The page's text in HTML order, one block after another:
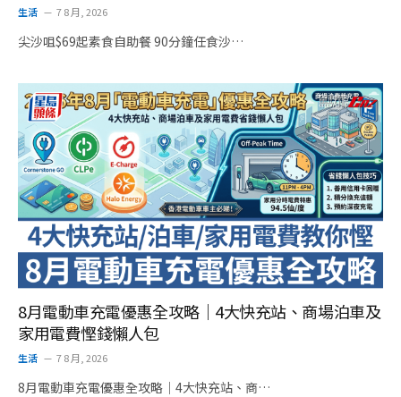
生活 7 8 月, 2026
尖沙咀$69起素食自助餐 90分鐘任食沙…
8月電動車充電優惠全攻略｜4大快充站、商場泊車及
家用電費慳錢懶人包
生活 7 8 月, 2026
8月電動車充電優惠全攻略｜4大快充站、商…